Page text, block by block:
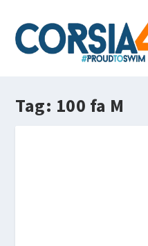
Tag: 100 fa M